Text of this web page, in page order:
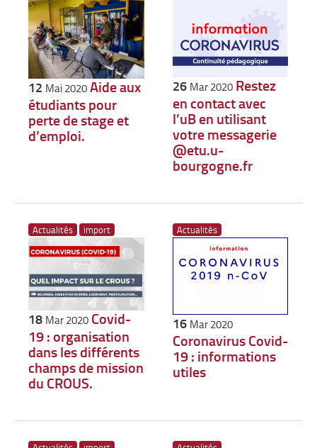
12 Mai 2020Aide aux
étudiants pour
perte de stage et
d’emploi.
26 Mar 2020 Restez
en contact avec
l’uB en utilisant
votre messagerie
@etu.u-
bourgogne.fr
Actualités import
18 Mar 2020 Covid-
19 : organisation
dans les différents
champs de mission
du CROUS.
Actualités
16 Mar 2020
Coronavirus Covid-
19 : informations
utiles